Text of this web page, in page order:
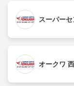
スーパー
オークワ